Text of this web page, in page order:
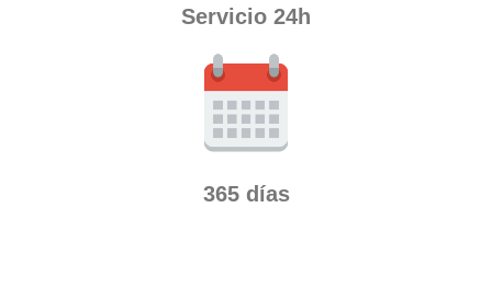
Servicio 24h
365 días